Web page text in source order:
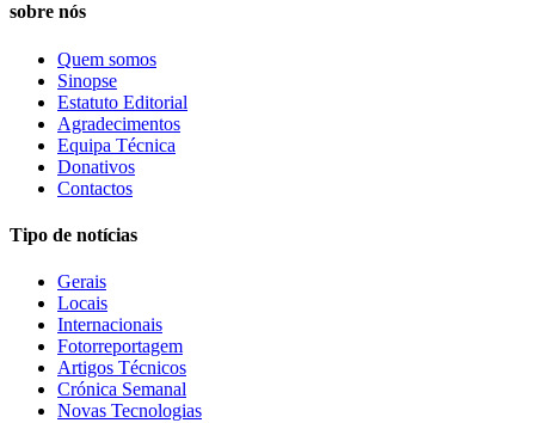
sobre nós
Quem somos
Sinopse
Estatuto Editorial
Agradecimentos
Equipa Técnica
Donativos
Contactos
Tipo de notícias
Gerais
Locais
Internacionais
Fotorreportagem
Artigos Técnicos
Crónica Semanal
Novas Tecnologias